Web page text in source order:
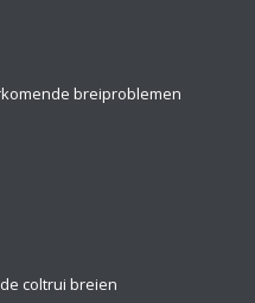
breiproblemen
coltrui breien